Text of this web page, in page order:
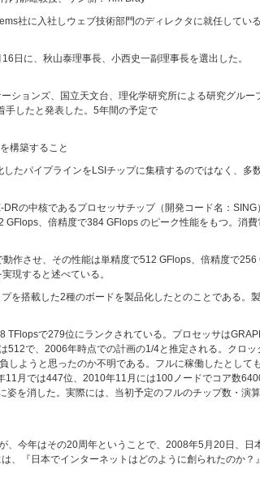
社に入社しウェブ技術部門のディレクタに就任している
に、秋山泰理事長、小西史一副理事長を選出した。
ションズ、国立天文台、理化学研究所による研究グル
手したと発表した。5年間の予定で
構築すること
たパイプラインをLSIチップに集積するのではなく、多
DRの中核であるプロセッサチップ（開発コード名：
、倍精度で384 GFlops のピーク性能をもつ。消
作させ、その性能は単精度で512 GFlops、倍精度で
現すると述べている。
搭載した2種のボードを製品化したとのことである。
で279位にランクされている。プロセッサは
で、2006年時点での計画の1/4と推定される。クロッ
ようと思ったのか不明である。フルに稼働したとして
月では447位、2010年11月には100ノードでコア数
を消した。実際には、当初予定のフルのチップ数・演
今年はその20周年ということで、2008年5月20日、日
『日本でインターネットはどのように創られたのか？